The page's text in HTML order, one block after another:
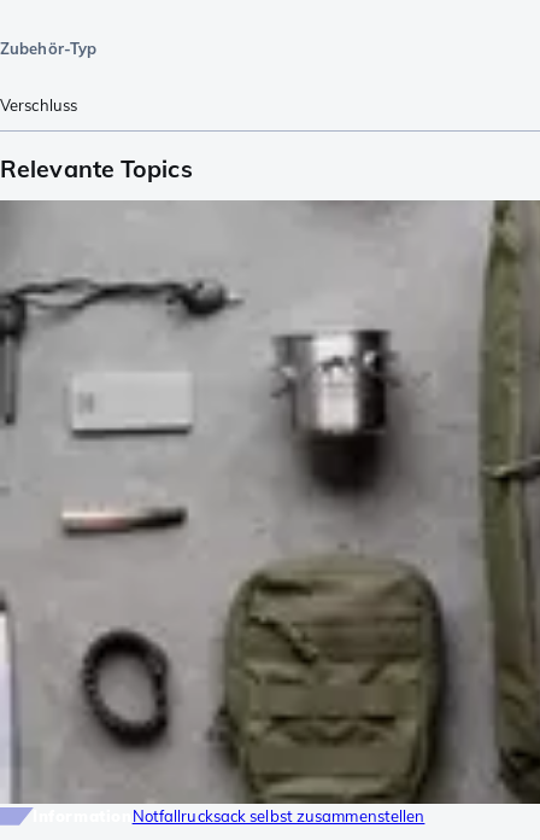
Zubehör-Typ
Verschluss
Relevante Topics
Notfallrucksack selbst zusammenstellen